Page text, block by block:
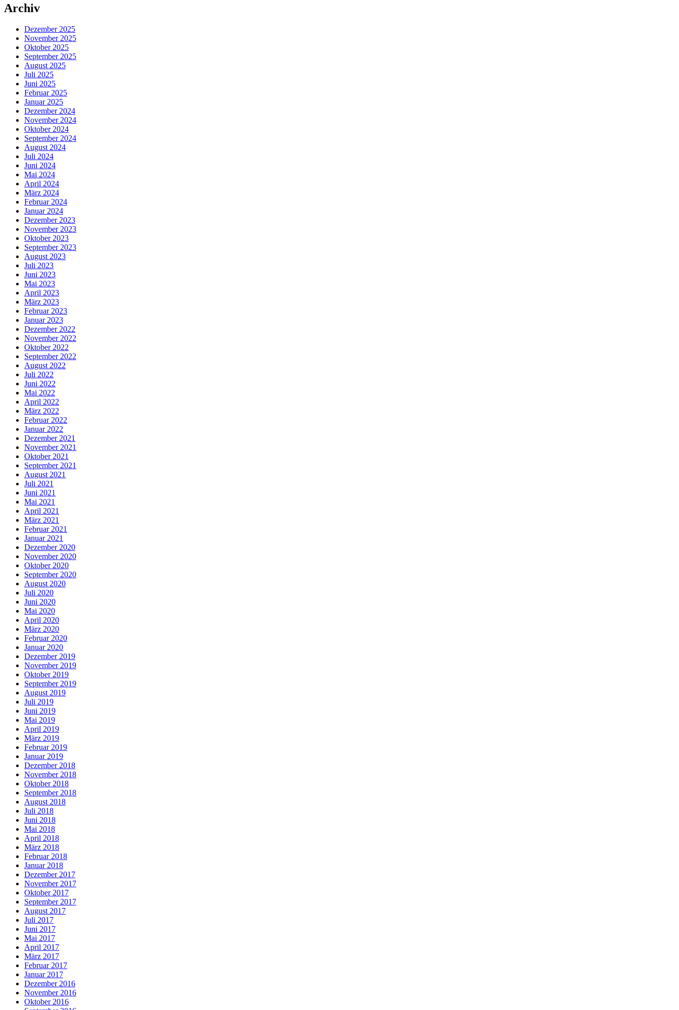
Archiv
Dezember 2025
November 2025
Oktober 2025
September 2025
August 2025
Juli 2025
Juni 2025
Februar 2025
Januar 2025
Dezember 2024
November 2024
Oktober 2024
September 2024
August 2024
Juli 2024
Juni 2024
Mai 2024
April 2024
März 2024
Februar 2024
Januar 2024
Dezember 2023
November 2023
Oktober 2023
September 2023
August 2023
Juli 2023
Juni 2023
Mai 2023
April 2023
März 2023
Februar 2023
Januar 2023
Dezember 2022
November 2022
Oktober 2022
September 2022
August 2022
Juli 2022
Juni 2022
Mai 2022
April 2022
März 2022
Februar 2022
Januar 2022
Dezember 2021
November 2021
Oktober 2021
September 2021
August 2021
Juli 2021
Juni 2021
Mai 2021
April 2021
März 2021
Februar 2021
Januar 2021
Dezember 2020
November 2020
Oktober 2020
September 2020
August 2020
Juli 2020
Juni 2020
Mai 2020
April 2020
März 2020
Februar 2020
Januar 2020
Dezember 2019
November 2019
Oktober 2019
September 2019
August 2019
Juli 2019
Juni 2019
Mai 2019
April 2019
März 2019
Februar 2019
Januar 2019
Dezember 2018
November 2018
Oktober 2018
September 2018
August 2018
Juli 2018
Juni 2018
Mai 2018
April 2018
März 2018
Februar 2018
Januar 2018
Dezember 2017
November 2017
Oktober 2017
September 2017
August 2017
Juli 2017
Juni 2017
Mai 2017
April 2017
März 2017
Februar 2017
Januar 2017
Dezember 2016
November 2016
Oktober 2016